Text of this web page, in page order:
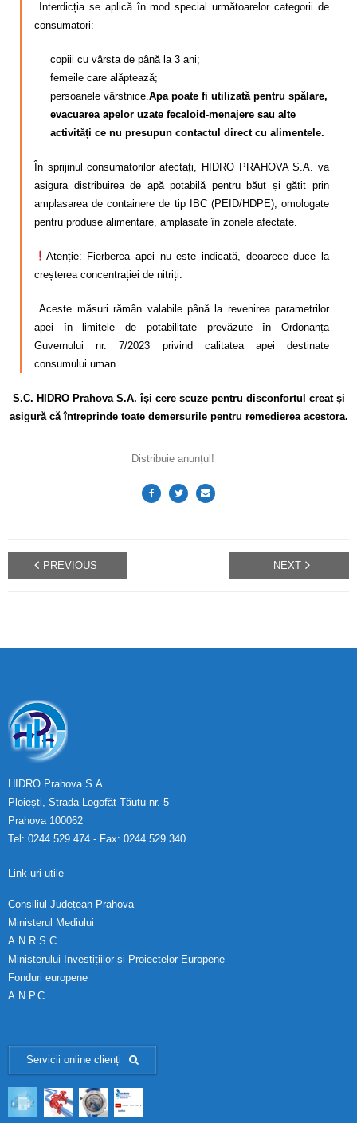
Interdicția se aplică în mod special următoarelor categorii de
consumatori:
copiii cu vârsta de până la 3 ani;
femeile care alăptează;
persoanele vârstnice.Apa poate fi utilizată pentru spălare,
evacuarea apelor uzate fecaloid-menajere sau alte
activități ce nu presupun contactul direct cu alimentele.
În sprijinul consumatorilor afectați, HIDRO PRAHOVA S.A. va
asigura distribuirea de apă potabilă pentru băut și gătit prin
amplasarea de containere de tip IBC (PEID/HDPE), omologate
pentru produse alimentare, amplasate în zonele afectate.
Atenție: Fierberea apei nu este indicată, deoarece duce la
creșterea concentrației de nitriți.
Aceste măsuri rămân valabile până la revenirea parametrilor
apei în limitele de potabilitate prevăzute în Ordonanța
Guvernului nr. 7/2023 privind calitatea apei destinate
consumului uman.
S.C. HIDRO Prahova S.A. își cere scuze pentru disconfortul creat și
asigură că întreprinde toate demersurile pentru remedierea acestora.
Distribuie anunțul!
PREVIOUS NEXT
HIDRO Prahova S.A.
Ploiești, Strada Logofăt Tăutu nr. 5
Prahova 100062
Tel: 0244.529.474 - Fax: 0244.529.340
Link-uri utile
Consiliul Județean Prahova
Ministerul Mediului
A.N.R.S.C.
Ministerului Investițiilor și Proiectelor Europene
Fonduri europene
A.N.P.C
Servicii online clienți